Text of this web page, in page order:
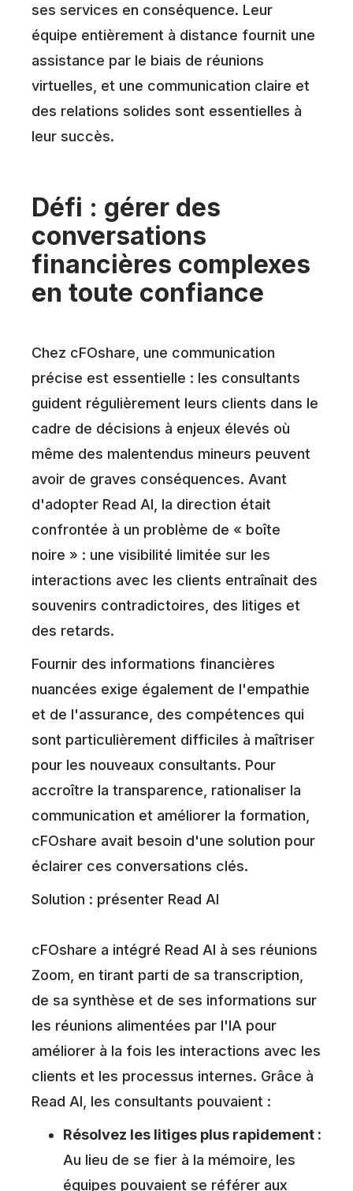
ses services en conséquence. Leur
équipe entièrement à distance fournit une
assistance par le biais de réunions
virtuelles, et une communication claire et
des relations solides sont essentielles à
leur succès.
Défi : gérer des
conversations
financières complexes
en toute confiance
Chez cFOshare, une communication
précise est essentielle : les consultants
guident régulièrement leurs clients dans le
cadre de décisions à enjeux élevés où
même des malentendus mineurs peuvent
avoir de graves conséquences. Avant
d'adopter Read AI, la direction était
confrontée à un problème de « boîte
noire » : une visibilité limitée sur les
interactions avec les clients entraînait des
souvenirs contradictoires, des litiges et
des retards.
Fournir des informations financières
nuancées exige également de l'empathie
et de l'assurance, des compétences qui
sont particulièrement difficiles à maîtriser
pour les nouveaux consultants. Pour
accroître la transparence, rationaliser la
communication et améliorer la formation,
cFOshare avait besoin d'une solution pour
éclairer ces conversations clés.
Solution : présenter Read AI
cFOshare a intégré Read AI à ses réunions
Zoom, en tirant parti de sa transcription,
de sa synthèse et de ses informations sur
les réunions alimentées par l'IA pour
améliorer à la fois les interactions avec les
clients et les processus internes. Grâce à
Read AI, les consultants pouvaient :
Résolvez les litiges plus rapidement :
Au lieu de se fier à la mémoire, les
équipes pouvaient se référer aux